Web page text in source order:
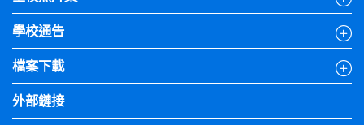
學校通告
檔案下載
外部鏈接